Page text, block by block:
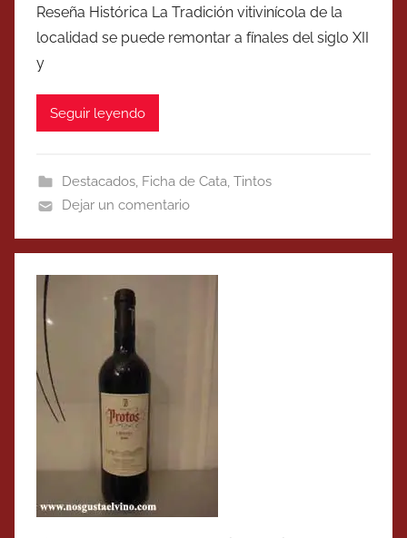
Reseña Histórica La Tradición vitivinícola de la
localidad se puede remontar a fínales del siglo XII
y
Seguir leyendo
Destacados, Ficha de Cata, Tintos
Dejar un comentario